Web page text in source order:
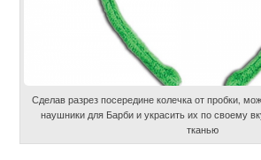
Сделав разрез посередине колечка от пробки,
наушники для Барби и украсить их по своему
тканью